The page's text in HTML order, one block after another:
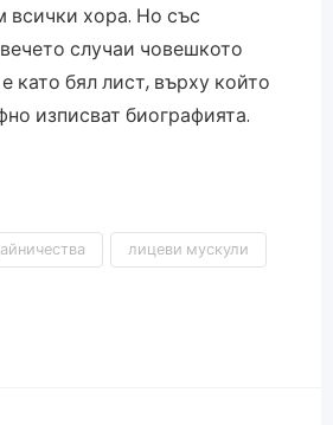
хора. Но със
случаи човешкото
като бял лист, върху който
изписват биографията.
лицеви мускули